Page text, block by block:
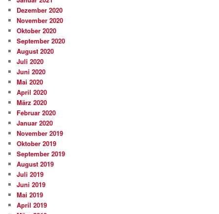
Dezember 2020
November 2020
Oktober 2020
September 2020
August 2020
Juli 2020
Juni 2020
Mai 2020
April 2020
März 2020
Februar 2020
Januar 2020
November 2019
Oktober 2019
September 2019
August 2019
Juli 2019
Juni 2019
Mai 2019
April 2019